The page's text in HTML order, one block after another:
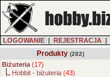
LOGOWANIE | REJESTRACJA |
Produkty (282)
Biżuteria (17)
Hobbit - biżuteria (43)